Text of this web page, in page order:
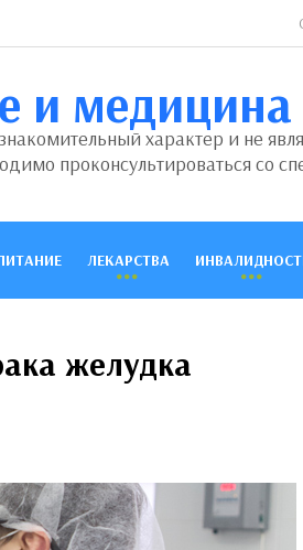
и медицина
характер и не
проконсультироваться со
ЛЕКАРСТВА
желудка